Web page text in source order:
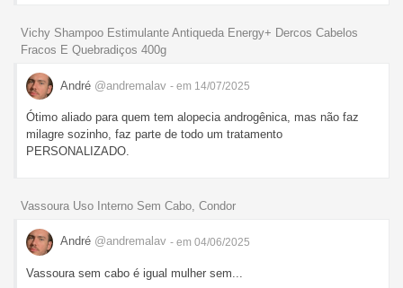
Vichy Shampoo Estimulante Antiqueda Energy+ Dercos Cabelos
Fracos E Quebradiços 400g
André @andremalav - em 14/07/2025
Ótimo aliado para quem tem alopecia androgênica, mas não faz
milagre sozinho, faz parte de todo um tratamento
PERSONALIZADO.
Vassoura Uso Interno Sem Cabo, Condor
André @andremalav - em 04/06/2025
Vassoura sem cabo é igual mulher sem...